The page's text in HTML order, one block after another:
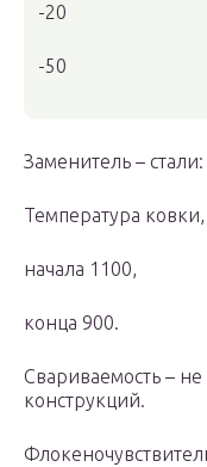
-20
-50
Заменитель –
Температура ковки,
начала 1100,
конца 900.
Свариваемость –
конструкций.